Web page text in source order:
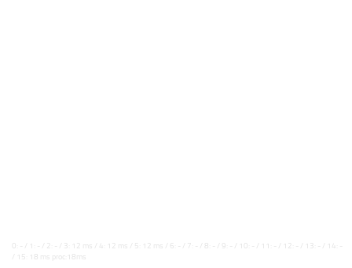
0: - / 1: - / 2: - / 3: 12 ms / 4: 12 ms / 5: 12 ms / 6: - / 7: - / 8: - / 9: - / 10: - / 11: - / 12: - / 13: - / 14: -
/ 15: 18 ms proc:18ms